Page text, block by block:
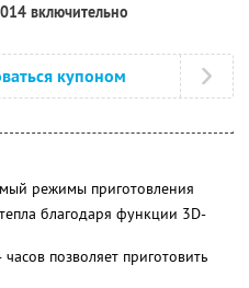
включительно
купоном
режимы приготовления
благодаря функции 3D-
позволяет приготовить